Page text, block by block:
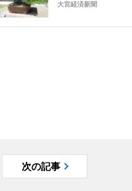
大宮経済新聞
次の記事